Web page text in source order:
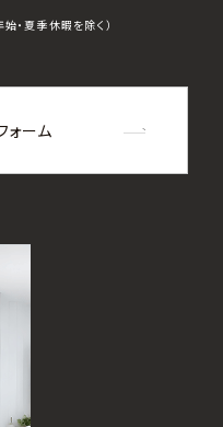
始・夏季休暇を除く）
ォーム